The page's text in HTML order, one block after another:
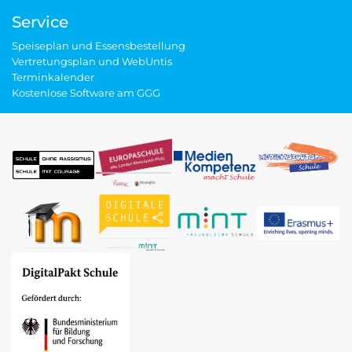
Service
Speiseplan und Essensbestellung
Vertretungsplan und WebUntis
Terminkalender
Kostenlose Software am GGG